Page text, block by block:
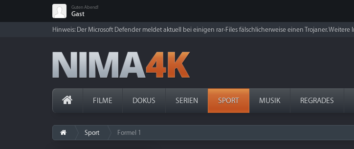
Guten Abend!
Gast
Hinweis: Der Microsoft Defender meldet aktuell bei einigen rar-Files fälschlicherweise einen Trojaner. Weitere
FILME DOKUS SERIEN SPORT MUSIK REGRADES
Sport Formel 1